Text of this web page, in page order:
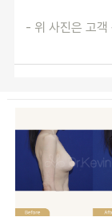
- 위 사진은 고객